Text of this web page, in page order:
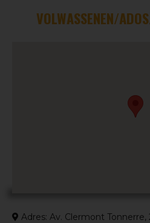
VOLWASSENEN/
Adres: Av. Clermont Tonnerre,